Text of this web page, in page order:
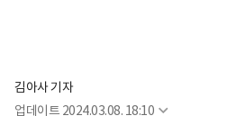
김아사 기자
업데이트 2024.03.08. 18:10